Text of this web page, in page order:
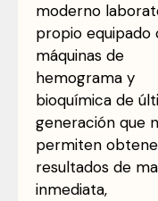
moderno
propio equipado
máquinas de
hemograma y
bioquímica de
generación que
permiten
resultados de
inmediata,